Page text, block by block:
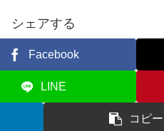
シェアする
Facebook
LINE
コピー